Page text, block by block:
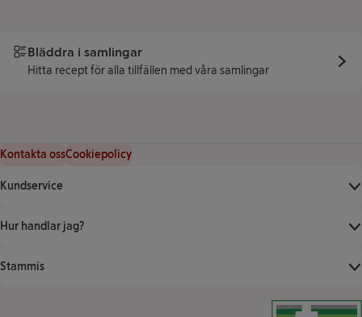
Bläddra i samlingar
Hitta recept för alla tillfällen med våra samlingar
Kontakta ossCookiepolicy
Kundservice
Hur handlar jag?
Stammis
Klicka för att